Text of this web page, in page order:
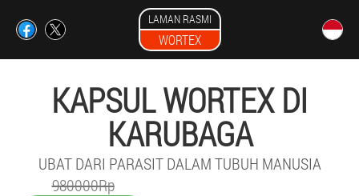
LAMAN RASMI
WORTEX
KAPSUL WORTEX DI
KARUBAGA
UBAT DARI PARASIT DALAM TUBUH MANUSIA
980000Rp